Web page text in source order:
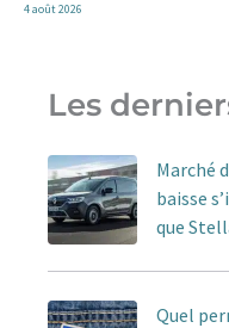
4 août 2026
Les
Marché
baisse
que
Quel